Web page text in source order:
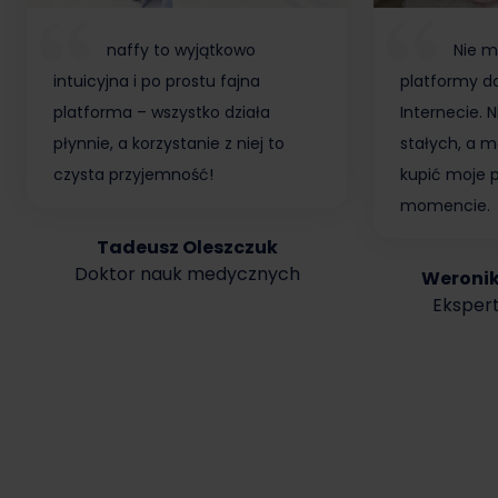
naffy to wyjątkowo
intuicyjna i po prostu fajna
platforma – wszystko działa
płynnie, a korzystanie z niej to
czysta przyjemność!
Tadeusz Oleszczuk
Doktor nauk medycznych
Nie
platformy
Internecie.
stałych, a
kupić moje
momencie.